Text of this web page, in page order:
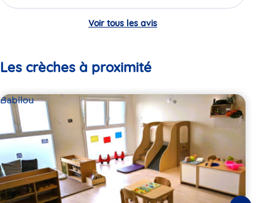
Voir tous les avis
Les crèches à proximité
Babilou